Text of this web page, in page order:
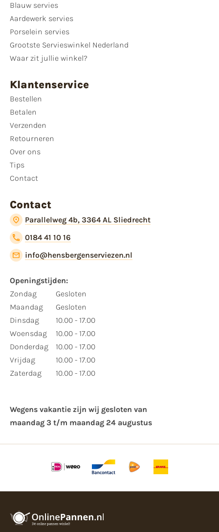
Blauw servies
Aardewerk servies
Porselein servies
Grootste Servieswinkel Nederland
Waar zit jullie winkel?
Klantenservice
Bestellen
Betalen
Verzenden
Retourneren
Over ons
Tips
Contact
Contact
Parallelweg 4b, 3364 AL Sliedrecht
0184 41 10 16
info@hensbergenserviezen.nl
Openingstijden:
Zondag
Maandag
Dinsdag
Woensdag
Donderdag
Vrijdag
Zaterdag
Gesloten
Gesloten
10.00 - 17.00
10.00 - 17.00
10.00 - 17.00
10.00 - 17.00
10.00 - 17.00
Wegens vakantie zijn wij gesloten van ​
maandag 3 t/m maandag 24 augustus